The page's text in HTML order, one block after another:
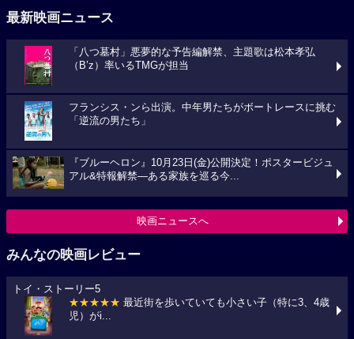
最新映画ニュース
「八つ墓村」悪夢的な予告編解禁、主題歌は松本孝弘
（B’z）率いるTMGが担当
フランシス・ンら出演。中年男たちがボートレースに挑む
「逆流の男たち」
『ブルーヘロン』10月23日(金)公開決定！ポスタービジュ
アル&特報解禁―ある家族を巡る今...
映画ニュースへ
みんなの映画レビュー
トイ・ストーリー5
★★★★★ 最近街を歩いていても小さい子（特に3、4歳
児）がi...